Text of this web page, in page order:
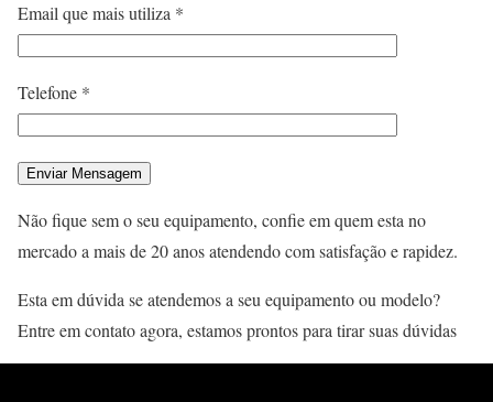
Email que mais utiliza *
Telefone *
Não fique sem o seu equipamento, confie em quem esta no
mercado a mais de 20 anos atendendo com satisfação e rapidez.
Esta em dúvida se atendemos a seu equipamento ou modelo?
Entre em contato agora, estamos prontos para tirar suas dúvidas